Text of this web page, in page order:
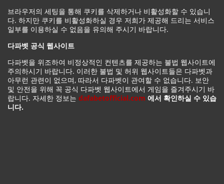
브라우저의 세팅을 통해 쿠키를 삭제하거나 비활성화할 수 있습니
다. 하지만 쿠키를 비활성화하실 경우 저희가 제공해 드리는 서비스
일부를 이용하실 수 없음을 유의해 주시기 바랍니다.
다파벳 공식 웹사이트
다파벳을 위조하여 비정상적인 컨텐츠를 제공하는 불법 웹사이트에
주의하시기 바랍니다. 이러한 불법 및 허위 웹사이트들은 다파벳과
아무런 관련이 없으며, 따라서 다파벳이 관여할 수 없습니다. 보안
및 안전을 위해 꼭 공식 다파벳 웹사이트에서 게임을 즐겨주시기 바
랍니다. 자세한 정보는 dafabetofficial.com 에서 확인하실 수 있습
니다.